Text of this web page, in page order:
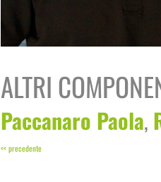
ALTRI
Paccanaro Paola,
<< precedente